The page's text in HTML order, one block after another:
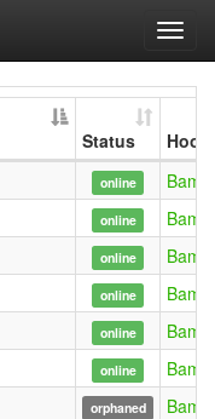
Status
Hood
online
online
online
online
online
online
orphaned